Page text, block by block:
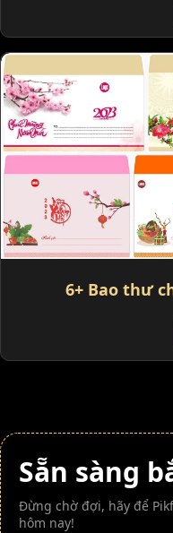
6+ Bao thư
Sẵn sàng
Đừng chờ đợi, hãy để
hôm nay!